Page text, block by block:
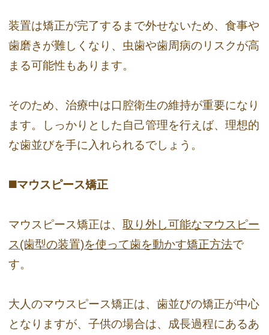
装置は矯正が完了するまで外せないため、食事や
歯磨きが難しくなり、虫歯や歯周病のリスクが高
まる可能性もあります。
そのため、治療中は口腔衛生の維持が重要になり
ます。しっかりとした自己管理を行えば、理想的
な歯並びを手に入れられるでしょう。
◼️マウスピース矯正
マウスピース矯正は、取り外し可能なマウスピー
ス(歯型の装置)を使って歯を動かす矯正方法で
す。
大人のマウスピース矯正は、歯並びの矯正が中心
となりますが、子供の場合は、成長過程にあるあ